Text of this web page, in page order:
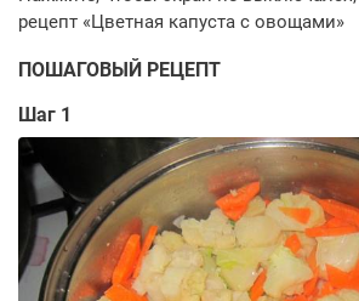
ПОШАГОВЫЙ РЕЦЕПТ
Шаг 1